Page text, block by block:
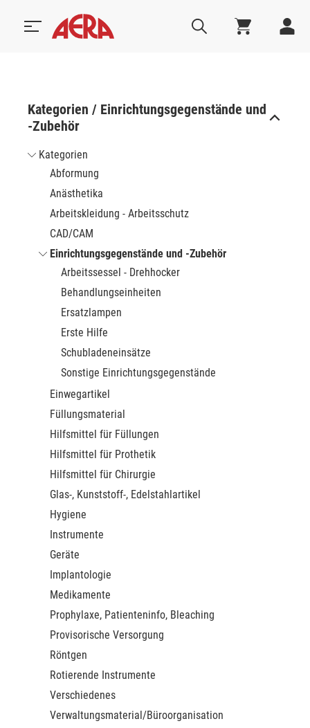
Kategorien / Einrichtungsgegenstände und
-Zubehör
Kategorien
Abformung
Anästhetika
Arbeitskleidung - Arbeitsschutz
CAD/CAM
Einrichtungsgegenstände und -Zubehör
Arbeitssessel - Drehhocker
Behandlungseinheiten
Ersatzlampen
Erste Hilfe
Schubladeneinsätze
Sonstige Einrichtungsgegenstände
Einwegartikel
Füllungsmaterial
Hilfsmittel für Füllungen
Hilfsmittel für Prothetik
Hilfsmittel für Chirurgie
Glas-, Kunststoff-, Edelstahlartikel
Hygiene
Instrumente
Geräte
Implantologie
Medikamente
Prophylaxe, Patienteninfo, Bleaching
Provisorische Versorgung
Röntgen
Rotierende Instrumente
Verschiedenes
Verwaltungsmaterial/Büroorganisation